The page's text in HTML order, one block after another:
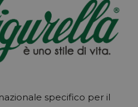
specifico per il